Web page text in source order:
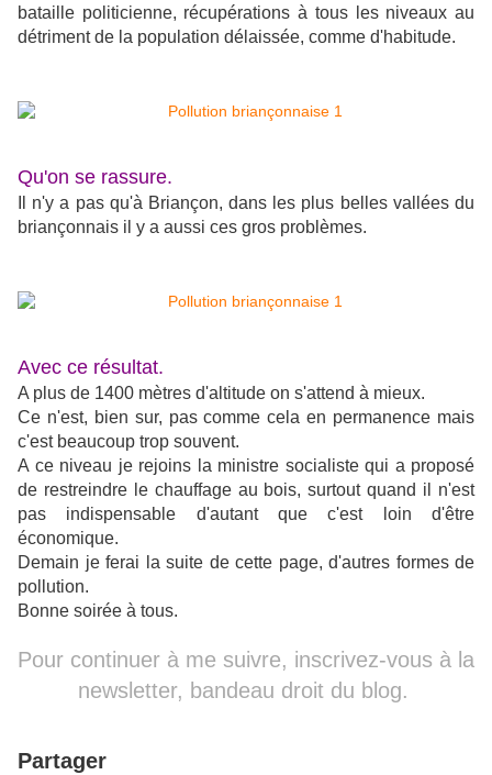
bataille politicienne, récupérations à tous les niveaux au
détriment de la population délaissée, comme d'habitude.
Qu'on se rassure.
Il n'y a pas qu'à Briançon, dans les plus belles vallées du
briançonnais il y a aussi ces gros problèmes.
Avec ce résultat.
A plus de 1400 mètres d'altitude on s'attend à mieux.
Ce n'est, bien sur, pas comme cela en permanence mais
c'est beaucoup trop souvent.
A ce niveau je rejoins la ministre socialiste qui a proposé
de restreindre le chauffage au bois, surtout quand il n'est
pas indispensable d'autant que c'est loin d'être
économique.
Demain je ferai la suite de cette page, d'autres formes de
pollution.
Bonne soirée à tous.
Pour continuer à me suivre, inscrivez-vous à la
newsletter, bandeau droit du blog.
Partager